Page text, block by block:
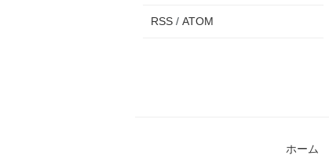
RSS / ATOM
ホーム